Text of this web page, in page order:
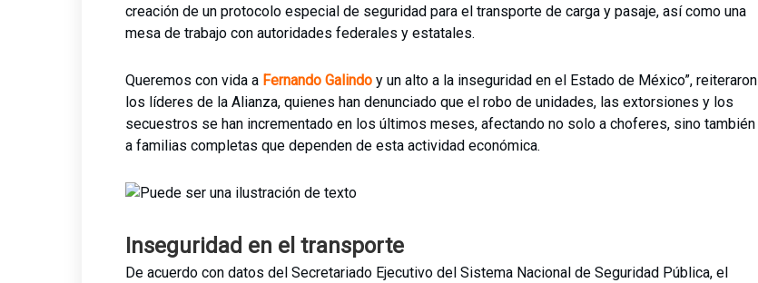
creación de un protocolo especial de seguridad para el transporte de carga y pasaje, así como una
mesa de trabajo con autoridades federales y estatales.
Queremos con vida a Fernando Galindo y un alto a la inseguridad en el Estado de México”, reiteraron
los líderes de la Alianza, quienes han denunciado que el robo de unidades, las extorsiones y los
secuestros se han incrementado en los últimos meses, afectando no solo a choferes, sino también
a familias completas que dependen de esta actividad económica.
Inseguridad en el transporte
De acuerdo con datos del Secretariado Ejecutivo del Sistema Nacional de Seguridad Pública, el